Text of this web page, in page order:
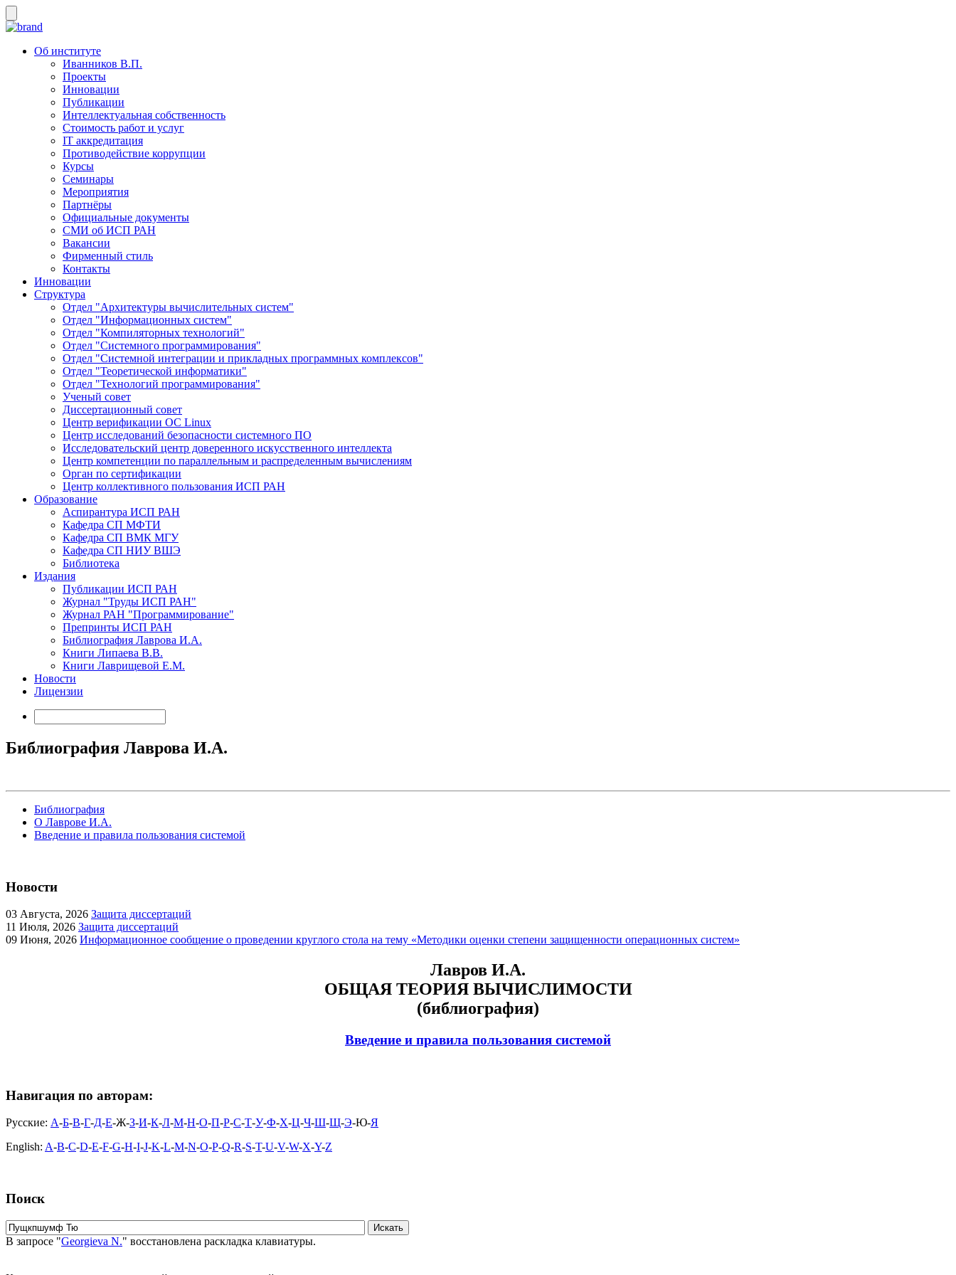
Об институте
Иванников В.П.
Проекты
Инновации
Публикации
Интеллектуальная собственность
Стоимость работ и услуг
IT аккредитация
Противодействие коррупции
Курсы
Семинары
Мероприятия
Партнёры
Официальные документы
СМИ об ИСП РАН
Вакансии
Фирменный стиль
Контакты
Инновации
Структура
Отдел "Архитектуры вычислительных систем"
Отдел "Информационных систем"
Отдел "Компиляторных технологий"
Отдел "Системного программирования"
Отдел "Системной интеграции и прикладных программных комплексов"
Отдел "Теоретической информатики"
Отдел "Технологий программирования"
Ученый совет
Диссертационный совет
Центр верификации ОС Linux
Центр исследований безопасности системного ПО
Исследовательский центр доверенного искусственного интеллекта
Центр компетенции по параллельным и распределенным вычислениям
Орган по сертификации
Центр коллективного пользования ИСП РАН
Образование
Аспирантура ИСП РАН
Кафедра СП МФТИ
Кафедра СП ВМК МГУ
Кафедра СП НИУ ВШЭ
Библиотека
Издания
Публикации ИСП РАН
Журнал "Труды ИСП РАН"
Журнал РАН "Программирование"
Препринты ИСП РАН
Библиография Лаврова И.А.
Книги Липаева В.В.
Книги Лаврищевой Е.М.
Новости
Лицензии
Библиография Лаврова И.А.
Библиография
О Лаврове И.А.
Введение и правила пользования системой
Новости
03 Августа, 2026 Защита диссертаций
11 Июля, 2026 Защита диссертаций
09 Июня, 2026 Информационное сообщение о проведении круглого стола на тему «Методики оценки степени защищенности операционных систем»
Лавров И.А.
ОБЩАЯ ТЕОРИЯ ВЫЧИСЛИМОСТИ
(библиография)
Введение и правила пользования системой
Навигация по авторам:
Русские: А-Б-В-Г-Д-Е-Ж-З-И-К-Л-М-Н-О-П-Р-С-Т-У-Ф-Х-Ц-Ч-Ш-Щ-Э-Ю-Я
English: A-B-C-D-E-F-G-H-I-J-K-L-M-N-O-P-Q-R-S-T-U-V-W-X-Y-Z
Поиск
В запросе "Georgieva N." восстановлена раскладка клавиатуры.